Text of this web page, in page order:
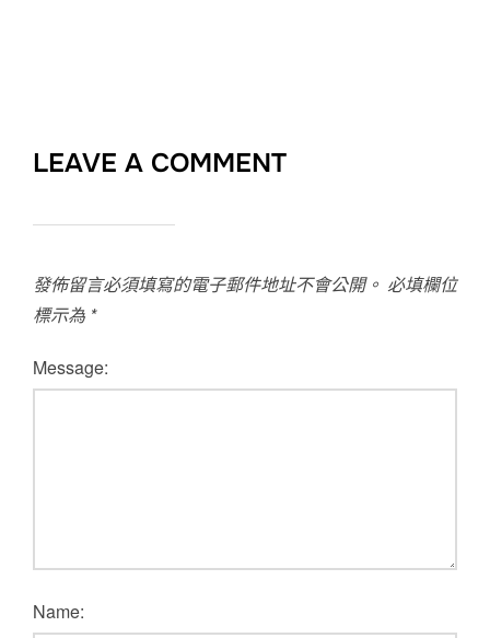
LEAVE A COMMENT
發佈留言必須填寫的電子郵件地址不會公開。 必填欄位
標示為 *
Message:
Name: